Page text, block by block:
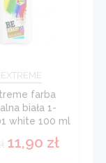
farba
biała 1-
white 100 ml
11,90 zł